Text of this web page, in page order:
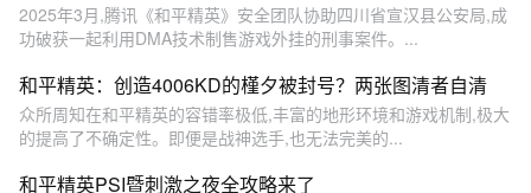
2025年3月,腾讯《和平精英》安全团队协助四川省宣汉县公安局,成
功破获一起利用DMA技术制售游戏外挂的刑事案件。...
和平精英：创造4006KD的槿夕被封号？两张图清者自清
众所周知在和平精英的容错率极低,丰富的地形环境和游戏机制,极大
的提高了不确定性。即便是战神选手,也无法完美的...
和平精英PSI暨刺激之夜全攻略来了